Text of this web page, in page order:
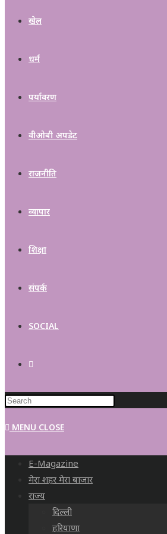
खेल
धर्म
पर्यावरण
वीओबी अपडेट
राजनीति
व्यापार
शिक्षा
संपर्क
SOCIAL
MENU CLOSE
E-Magazine
मेरा शहर मेरा बाजार
राज्य
दिल्ली
हरियाणा